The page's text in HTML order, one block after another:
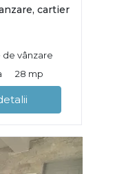
cartier
de vânzare
28 mp